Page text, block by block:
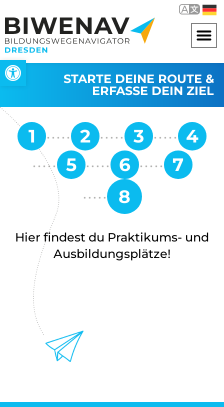
Werkzeugleiste öffnen
STARTE DEINE ROUTE &
ERFASSE DEIN ZIEL
Hier findest du Praktikums- und
Ausbildungsplätze!